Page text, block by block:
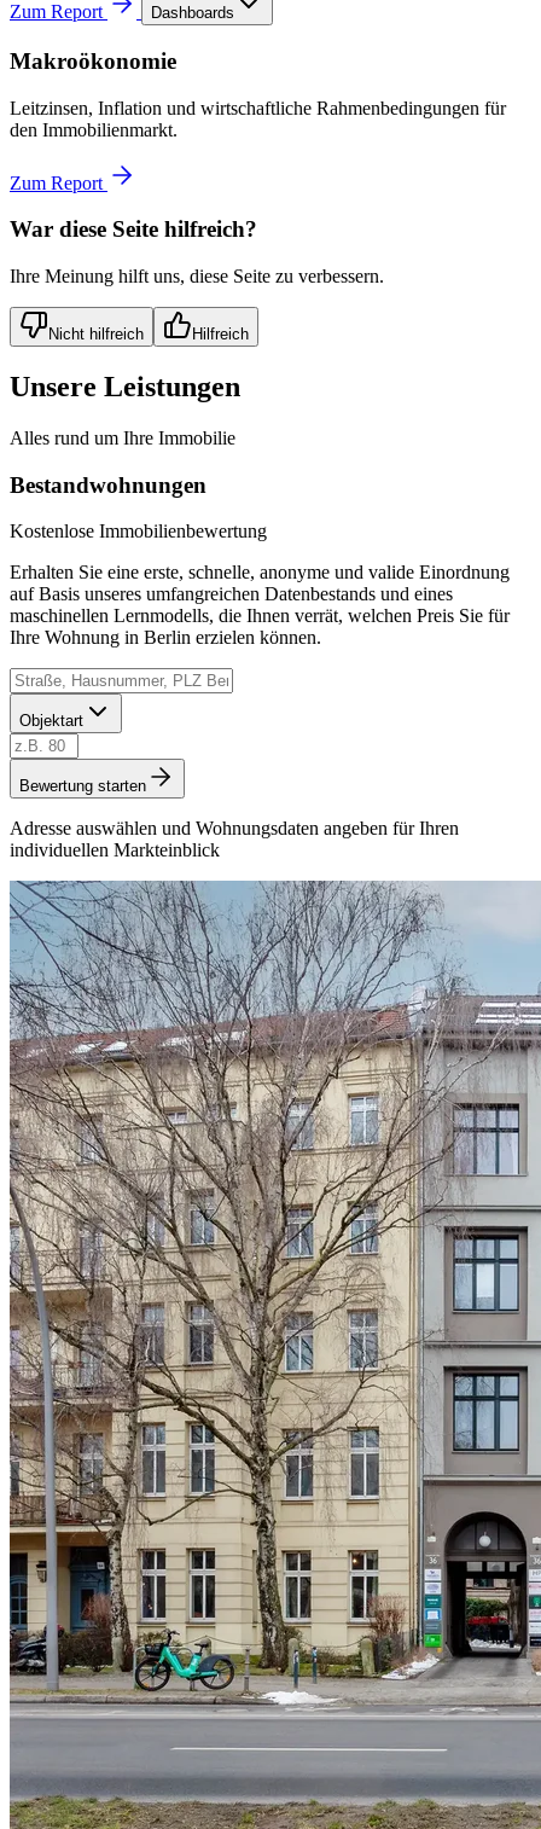
Zum Report Dashboards
Makroökonomie
Leitzinsen, Inflation und wirtschaftliche Rahmenbedingungen für
den Immobilienmarkt.
Zum Report
War diese Seite hilfreich?
Ihre Meinung hilft uns, diese Seite zu verbessern.
Nicht hilfreich Hilfreich
Unsere Leistungen
Alles rund um Ihre Immobilie
Bestandwohnungen
Kostenlose Immobilienbewertung
Erhalten Sie eine erste, schnelle, anonyme und valide Einordnung
auf Basis unseres umfangreichen Datenbestands und eines
maschinellen Lernmodells, die Ihnen verrät, welchen Preis Sie für
Ihre Wohnung in Berlin erzielen können.
Objektart
Bewertung starten
Adresse auswählen und Wohnungsdaten angeben für Ihren
individuellen Markteinblick